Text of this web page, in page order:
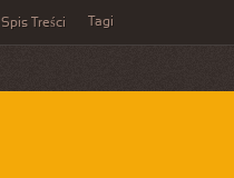
Spis Treści Tagi